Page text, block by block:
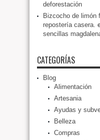
deforestación
Bizcocho de limón
repostería casera.
sencillas
CATEGORÍAS
Blog
Alimentación
Artesania
Ayudas y
Belleza
Compras